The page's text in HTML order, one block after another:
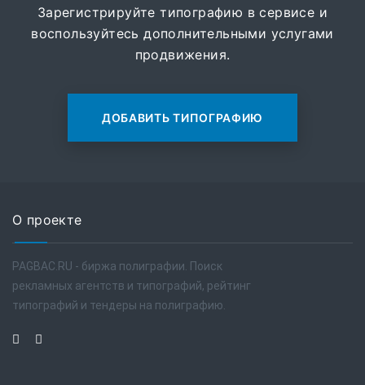
Зарегистрируйте типографию в сервисе и
воспользуйтесь дополнительными услугами
продвижения.
ДОБАВИТЬ ТИПОГРАФИЮ
О проекте
PAGBAC.RU - биржа полиграфии. Поиск
рекламных агентств и типографий, рейтинг
типографий и тендеры на полиграфию.